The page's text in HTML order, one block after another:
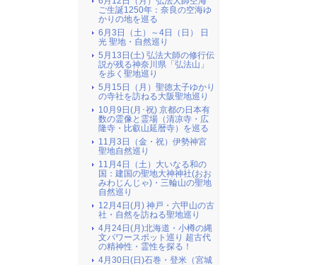
ご生誕1250年：奈良の空海ゆ
かりの地を巡る
6月3日（土）～4日（日） 日
光 聖地・自然巡り
5月13日(土) 弘法大師の修行伝
説が残る神奈川県「弘法山」
を歩く聖地巡り
5月15日（月）聖徳太子ゆかり
の寺社を訪ねる大阪聖地巡り
10月9日(月･祝) 京都の日本有
数の霊像と霊場（清凉寺・広
隆寺・比叡山延暦寺）を巡る
11月3日（金・祝）伊勢神宮
聖地自然巡り
11月4日（土）大いなる和の
国：建国の聖地大神神社(おお
みわじんじゃ)・三輪山の聖地
自然巡り
12月4日(月) 神戸・六甲山の古
社・自然を訪ねる聖地巡り
4月24日(月)北海道・小樽の縄
文パワースポット巡り 超古代
の精神性・霊性を探る！
4月30日(日)石巻・登米（宮城